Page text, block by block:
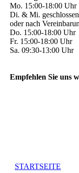
Mo. 15:00-18:00 Uhr
Di. & Mi. geschlossen
oder nach
Do. 15:00-18:00 Uhr
Fr. 15:00-18:00 Uhr
Sa. 09:30-13:00 Uhr
Empfehlen Sie uns
STARTSEITE